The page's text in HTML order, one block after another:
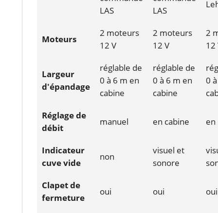
LAS
LAS
Moteurs
2 moteurs
12 V
2 moteurs
12 V
2
12
Largeur
d'épandage
réglable de
0 à 6 m en
cabine
réglable de
0 à 6 m en
cabine
0
Réglage de
débit
manuel en cabine en
Indicateur
cuve vide
non
visuel et
sonore
Clapet de
fermeture
oui oui oui